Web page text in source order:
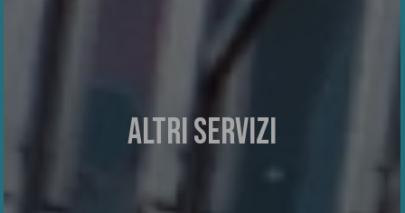
ALTRI SERVIZI